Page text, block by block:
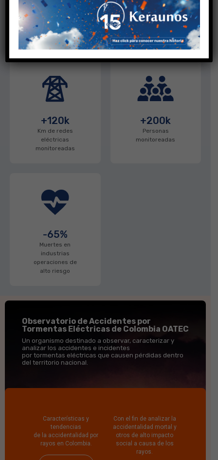
+20 años
Monitoreando
tormentas
eléctricas
+340 Mill
Rayos
detectados
+120k
Km de redes
eléctricas
monitoreadas
+200k
Personas
monitoreadas
-65%
Muertes en
industrias
operaciones de
alto riesgo
Observatorio de Accidentes por
Tormentas Eléctricas de Colombia OATEC
Un organismo destinado a observar, caracterizar y
analizar los accidentes e incidentes
por tormentas eléctricas que causen pérdidas dentro
del territorio nacional.
Características y
tendencias
de la accidentalidad por
rayos en Colombia.
Con el fin de analizar la
accidentalidad mortal y
otros de alto impacto
social a causa de los
rayos.